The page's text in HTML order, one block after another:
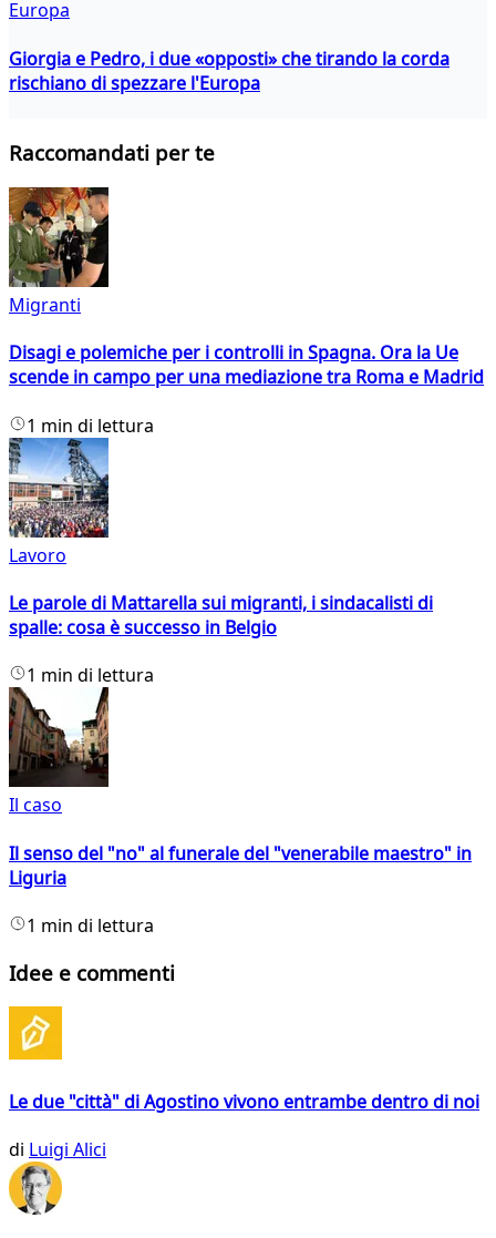
Europa
Giorgia e Pedro, i due «opposti» che tirando la corda
rischiano di spezzare l'Europa
Raccomandati per te
Migranti
Disagi e polemiche per i controlli in Spagna. Ora la Ue
scende in campo per una mediazione tra Roma e Madrid
1 min di lettura
Lavoro
Le parole di Mattarella sui migranti, i sindacalisti di
spalle: cosa è successo in Belgio
1 min di lettura
Il caso
Il senso del "no" al funerale del "venerabile maestro" in
Liguria
1 min di lettura
Idee e commenti
Le due "città" di Agostino vivono entrambe dentro di noi
di Luigi Alici